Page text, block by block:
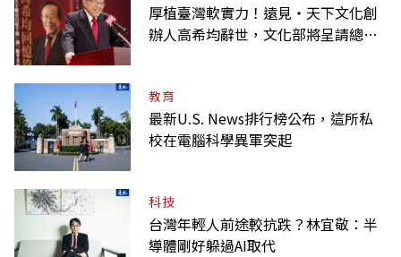
厚植臺灣軟實力！遠見‧天下文化創
辦人高希均辭世，文化部將呈請總統
教育
最新U.S. News排行榜公布，這所私
校在電腦科學異軍突起
科技
台灣年輕人前途較抗跌？林宜敬：半
導體剛好躲過AI取代